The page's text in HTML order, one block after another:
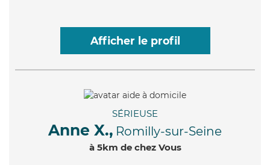
Afficher le profil
SÉRIEUSE
Anne X., Romilly-sur-Seine
à 5km de chez Vous